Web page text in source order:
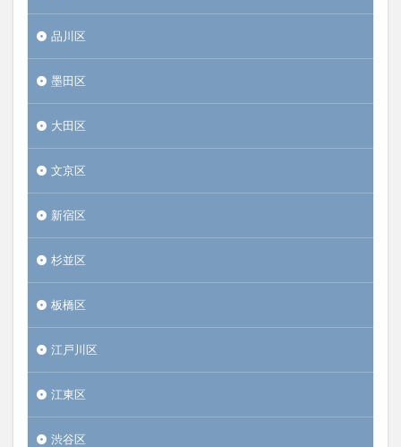
品川区
墨田区
大田区
文京区
新宿区
杉並区
板橋区
江戸川区
江東区
渋谷区